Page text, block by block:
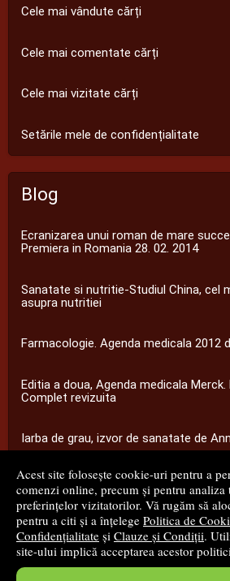
Acest site folosește cookie-uri pentru a
comenzi online, precum și pentru
preferințelor vizitatorilor. Vă rugăm să
pentru a citi și a înțelege Politica de
Confidențialitate și Clauze și Condiții.
site-ului implică acceptarea acestor
Cele mai vândute cărți
Cele mai comentate cărți
Cele mai vizitate cărți
Setările mele de confidențialitate
Blog
Ecranizarea unui roman de mare
Premiera in Romania 28. 02. 2014
Sanatate si nutritie-Studiul China, cel
asupra nutritiei
Farmacologie. Agenda medicala 2012
Editia a doua, Agenda medicala Merck.
Complet revizuita
Iarba de grau, izvor de sanatate de
...toate știrile
© 2008 - 2026S.C. M.G. Net
Magazin onlinecreat de